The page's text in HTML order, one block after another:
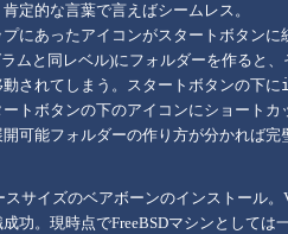
定的な言葉で言えばシームレス。
にあったアイコンがスタートボタン
ムと同レベル)にフォルダーを作ると
されてしまう。スタートボタンの下に
トボタンの下のアイコンにショート
可能フォルダーの作り方が分かれば完
スサイズのベアボーンのインストール
功。現時点でFreeBSDマシンとして